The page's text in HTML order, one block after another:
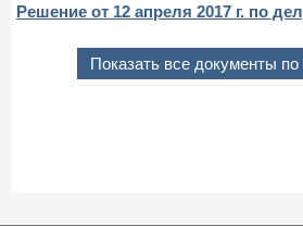
Решение от 12 апреля 2017 г. по
Показать все документы